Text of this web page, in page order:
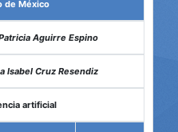
de México
Aguirre Espino
Isabel Cruz Resendiz
artificial